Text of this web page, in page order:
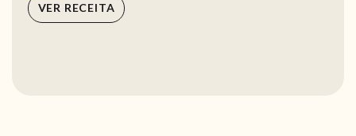
VER RECEITA